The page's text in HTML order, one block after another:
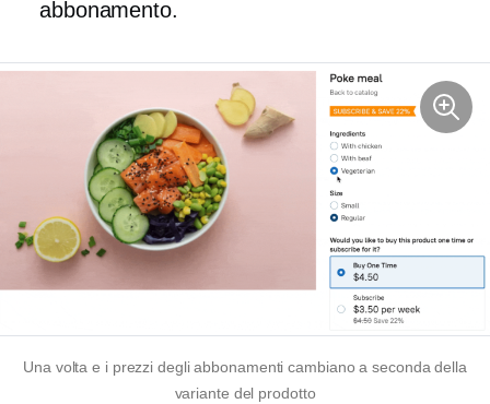
abbonamento.
Una volta e i prezzi degli abbonamenti cambiano a seconda della
variante del prodotto